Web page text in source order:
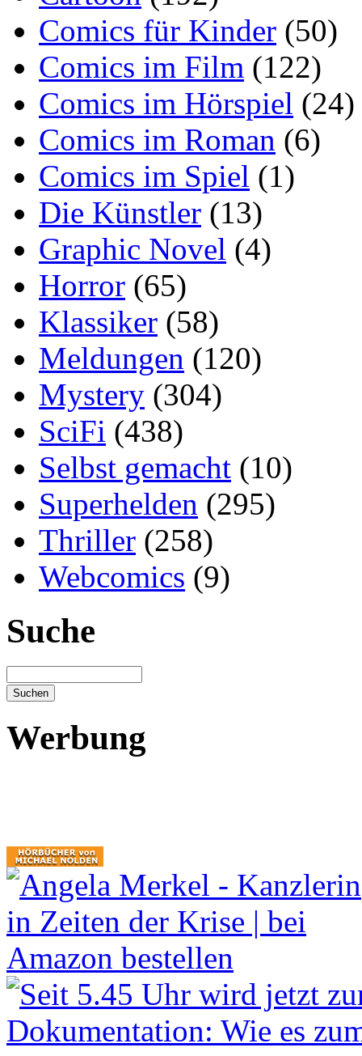
Comics für Kinder (50)
Comics im Film (122)
Comics im Hörspiel (24)
Comics im Roman (6)
Comics im Spiel (1)
Die Künstler (13)
Graphic Novel (4)
Horror (65)
Klassiker (58)
Meldungen (120)
Mystery (304)
SciFi (438)
Selbst gemacht (10)
Superhelden (295)
Thriller (258)
Webcomics (9)
Suche
Werbung